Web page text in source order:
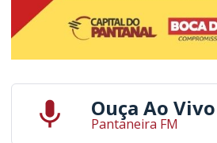
Ouça Ao Vivo
Pantaneira FM